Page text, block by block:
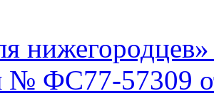
нижегородцев»
ФС77-57309